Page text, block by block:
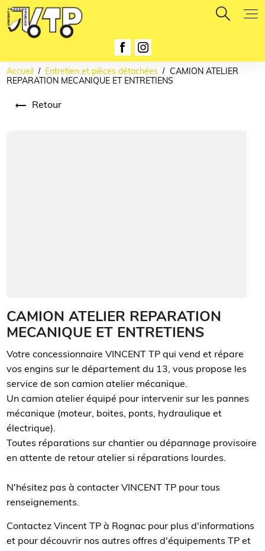
Accueil Entretien et pièces détachées
CAMION ATELIER
REPARATION MECANIQUE ET ENTRETIENS
Retour
CAMION ATELIER REPARATION
MECANIQUE ET ENTRETIENS
Votre concessionnaire VINCENT TP qui vend et répare
vos engins sur le département du 13, vous propose les
service de son camion atelier mécanique.
Un camion atelier équipé pour intervenir sur les pannes
mécanique (moteur, boites, ponts, hydraulique et
électrique).
Toutes réparations sur chantier ou dépannage provisoire
en attente de retour atelier si réparations lourdes.
N'hésitez pas à contacter VINCENT TP pour tous
renseignements.
Contactez Vincent TP à Rognac pour plus d'informations
et pour découvrir nos autres offres d'équipements TP et
Panneau de gestion des cookies